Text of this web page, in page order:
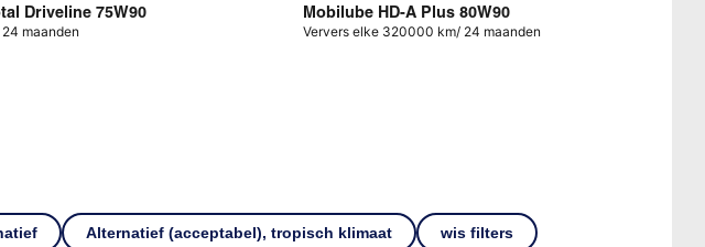
Driveline 75W90
maanden
Mobilube HD-A Plus 80W90
Ververs elke 320000 km/ 24 maanden
Alternatief (acceptabel), tropisch klimaat wis filters